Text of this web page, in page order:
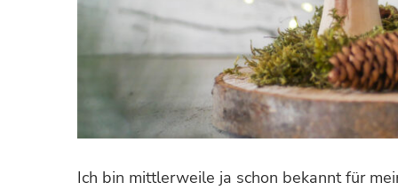
Ich bin mittlerweile ja schon bekannt für